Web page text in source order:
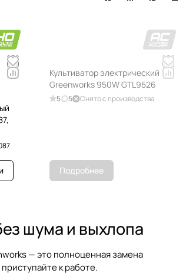
Культиватор электрический
Greenworks 950W GTL9526
5 5 Снято с производства
Подробнее
шума и выхлопа
— это полноценная замена
к работе.